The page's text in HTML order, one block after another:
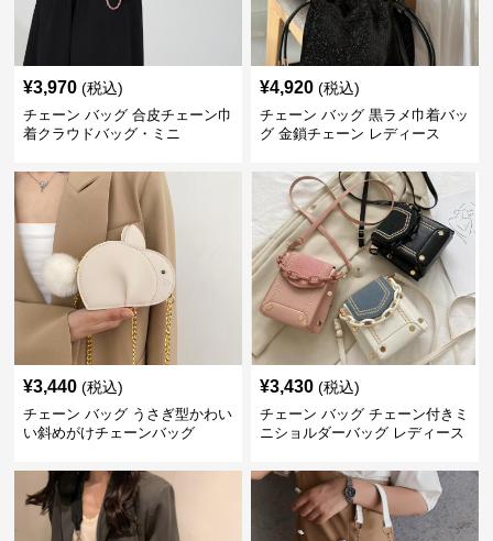
¥3,970 (税込)
チェーン バッグ 合皮チェーン巾
着クラウドバッグ・ミニ
¥4,920 (税込)
チェーン バッグ 黒ラメ巾着バッ
グ 金鎖チェーン レディース
¥3,440 (税込)
チェーン バッグ うさぎ型かわい
い斜めがけチェーンバッグ
¥3,430 (税込)
チェーン バッグ チェーン付きミ
ニショルダーバッグ レディース